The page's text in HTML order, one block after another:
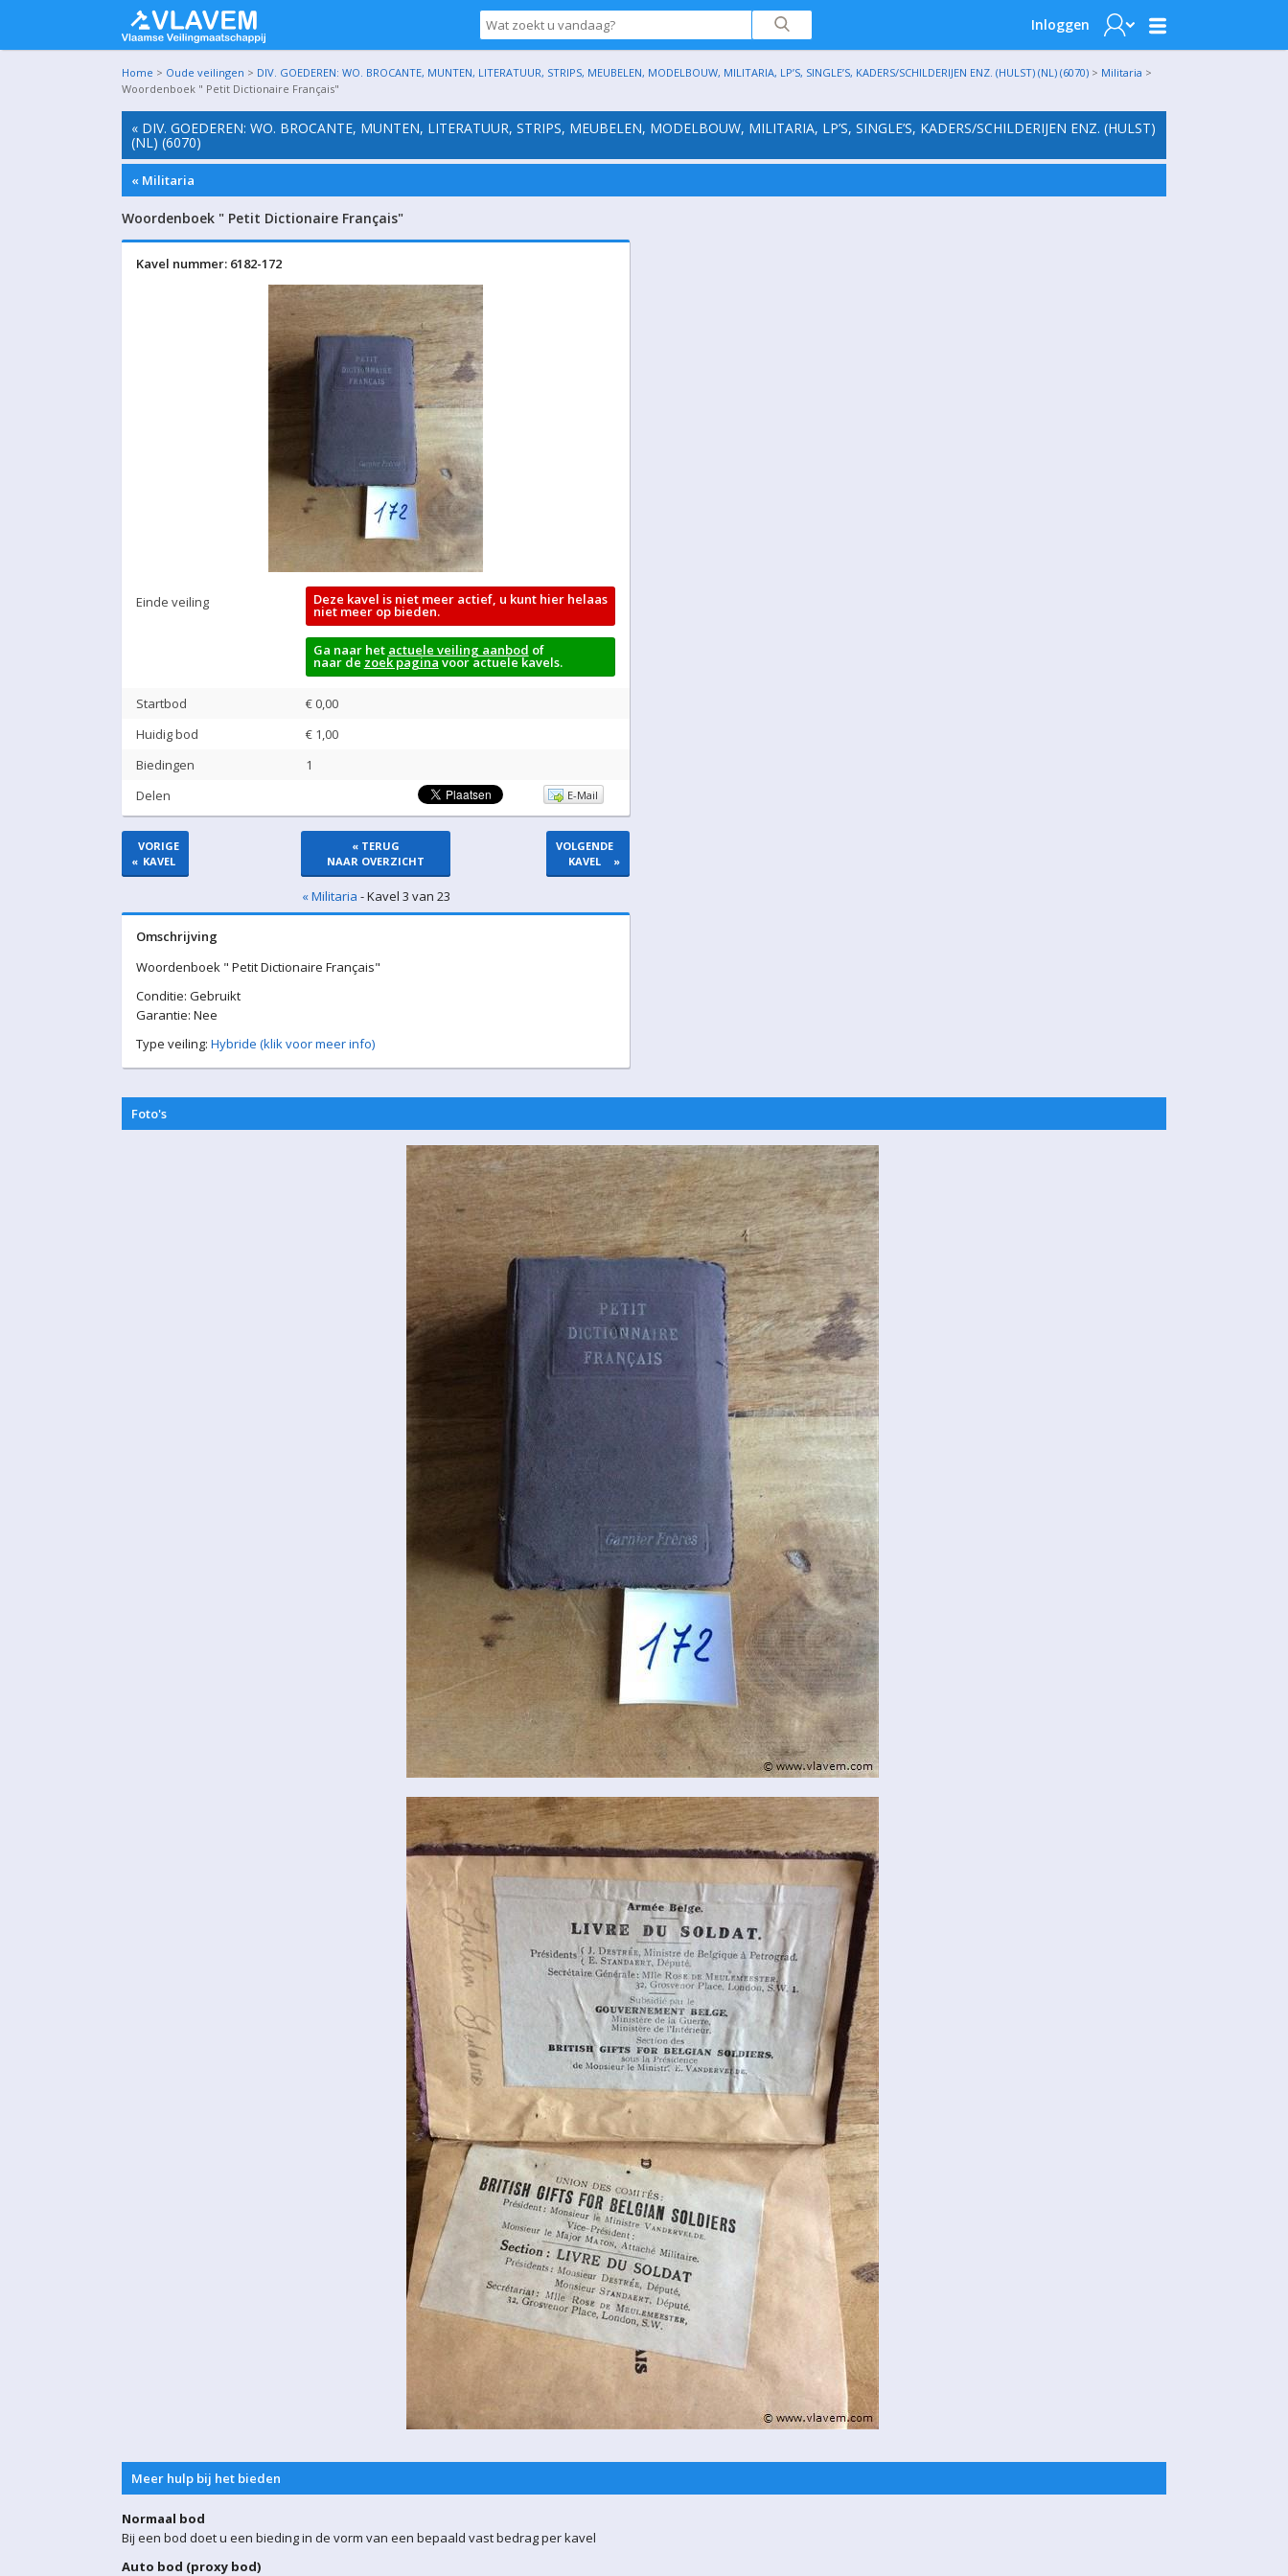
Inloggen
Home > Oude veilingen > DIV. GOEDEREN: WO. BROCANTE, MUNTEN, LITERATUUR, STRIPS, MEUBELEN, MODELBOUW, MILITARIA, LP’S, SINGLE’S, KADERS/SCHILDERIJEN ENZ. (HULST) (NL) (6070) > Militaria >
Woordenboek " Petit Dictionaire Français"
« DIV. GOEDEREN: WO. BROCANTE, MUNTEN, LITERATUUR, STRIPS, MEUBELEN, MODELBOUW, MILITARIA, LP’S, SINGLE’S, KADERS/SCHILDERIJEN ENZ. (HULST)
(NL) (6070)
« Militaria
Woordenboek " Petit Dictionaire Français"
Kavel nummer: 6182-172
Einde veiling Deze kavel is niet meer actief, u kunt hier helaas
niet meer op bieden.
Ga naar het actuele veiling aanbod of
naar de zoek paginavoor actuele kavels.
Startbod
€ 0,00
Huidig bod
€ 1,00
Biedingen
1
Delen
E-Mail
«
VORIGE
KAVEL
« TERUG
NAAR OVERZICHT
VOLGENDE
KAVEL
»
« Militaria - Kavel 3 van 23
Omschrijving
Woordenboek " Petit Dictionaire Français"
Conditie: Gebruikt
Garantie: Nee
Type veiling: Hybride (klik voor meer info)
Foto's
Meer hulp bij het bieden
Normaal bod
Bij een bod doet u een bieding in de vorm van een bepaald vast bedrag per kavel
Auto bod (proxy bod)